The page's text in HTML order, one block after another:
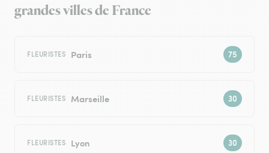
grandes villes de France
FLEURISTES Paris
FLEURISTES Marseille
FLEURISTES Lyon